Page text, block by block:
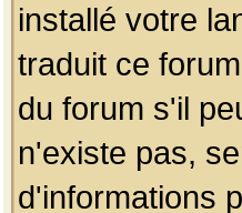
installé votre
traduit ce
du forum s'il
n'existe pas,
d'informations